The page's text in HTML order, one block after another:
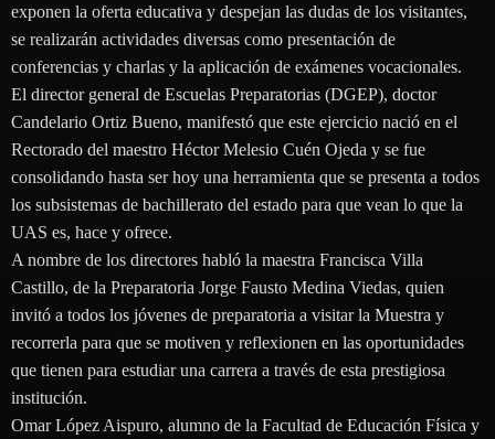
exponen la oferta educativa y despejan las dudas de los visitantes,
se realizarán actividades diversas como presentación de
conferencias y charlas y la aplicación de exámenes vocacionales.
El director general de Escuelas Preparatorias (DGEP), doctor
Candelario Ortiz Bueno, manifestó que este ejercicio nació en el
Rectorado del maestro Héctor Melesio Cuén Ojeda y se fue
consolidando hasta ser hoy una herramienta que se presenta a todos
los subsistemas de bachillerato del estado para que vean lo que la
UAS es, hace y ofrece.
A nombre de los directores habló la maestra Francisca Villa
Castillo, de la Preparatoria Jorge Fausto Medina Viedas, quien
invitó a todos los jóvenes de preparatoria a visitar la Muestra y
recorrerla para que se motiven y reflexionen en las oportunidades
que tienen para estudiar una carrera a través de esta prestigiosa
institución.
Omar López Aispuro, alumno de la Facultad de Educación Física y